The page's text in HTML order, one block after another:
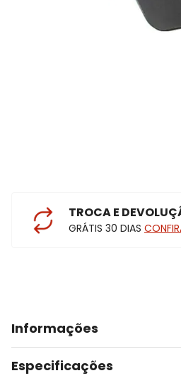
TROCA E
GRÁTIS 30 DIAS
Informações
Especificações